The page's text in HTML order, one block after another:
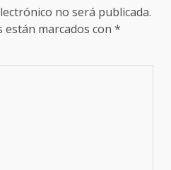
no será publicada.
marcados con *